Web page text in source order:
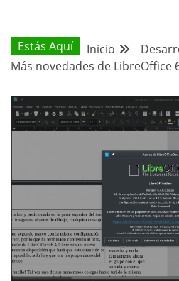
Estás Aquí Inicio
Más novedades de LibreOffice